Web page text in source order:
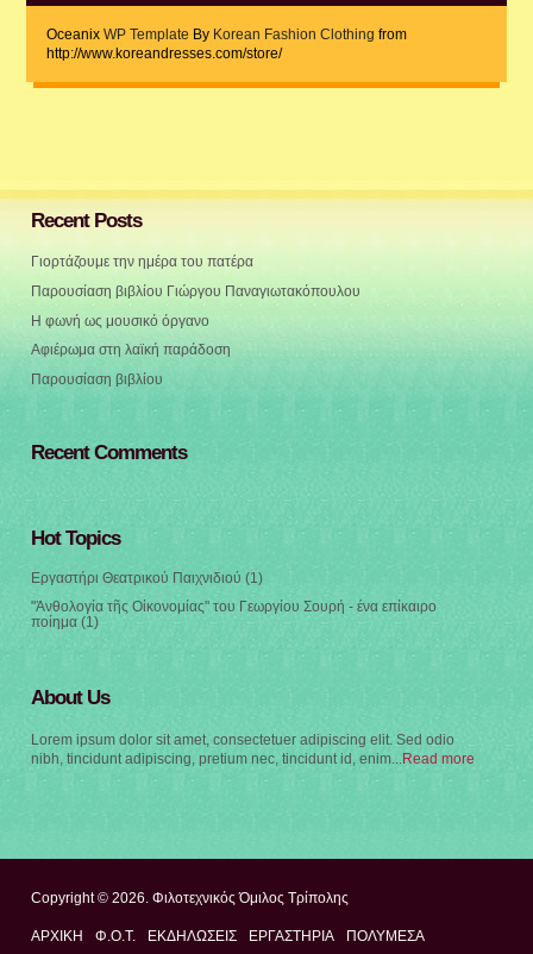
Oceanix WP Template By Korean Fashion Clothing from
http://www.koreandresses.com/store/
Recent Posts
Γιορτάζουμε την ημέρα του πατέρα
Παρουσίαση βιβλίου Γιώργου Παναγιωτακόπουλου
Η φωνή ως μουσικό όργανο
Αφιέρωμα στη λαϊκή παράδοση
Παρουσίαση βιβλίου
Recent Comments
Hot Topics
Εργαστήρι Θεατρικού Παιχνιδιού (1)
"Ἀνθολογία τῆς Οἰκονομίας" του Γεωργίου Σουρή - ένα επίκαιρο
ποίημα (1)
About Us
Lorem ipsum dolor sit amet, consectetuer adipiscing elit. Sed odio
nibh, tincidunt adipiscing, pretium nec, tincidunt id, enim...
Read more
Copyright © 2026. Φιλοτεχνικός Όμιλος Τρίπολης
ΑΡΧΙΚΉ Φ.Ο.Τ. ΕΚΔΗΛΩΣΕΙΣ ΕΡΓΑΣΤΗΡΙΑ
ΠΟΛΥΜΈΣΑ